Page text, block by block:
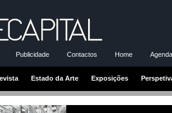
Publicidade Contactos Home
Estado da Arte Exposições